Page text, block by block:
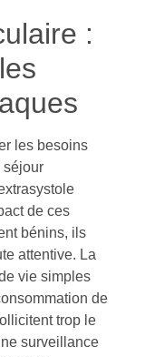
:
les besoins
séjour
de ces
bénins, ils
attentive. La
vie simples
de
trop le
surveillance